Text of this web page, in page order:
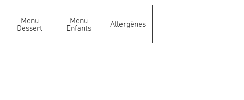
Menu
Dessert
Menu
Enfants Allergènes